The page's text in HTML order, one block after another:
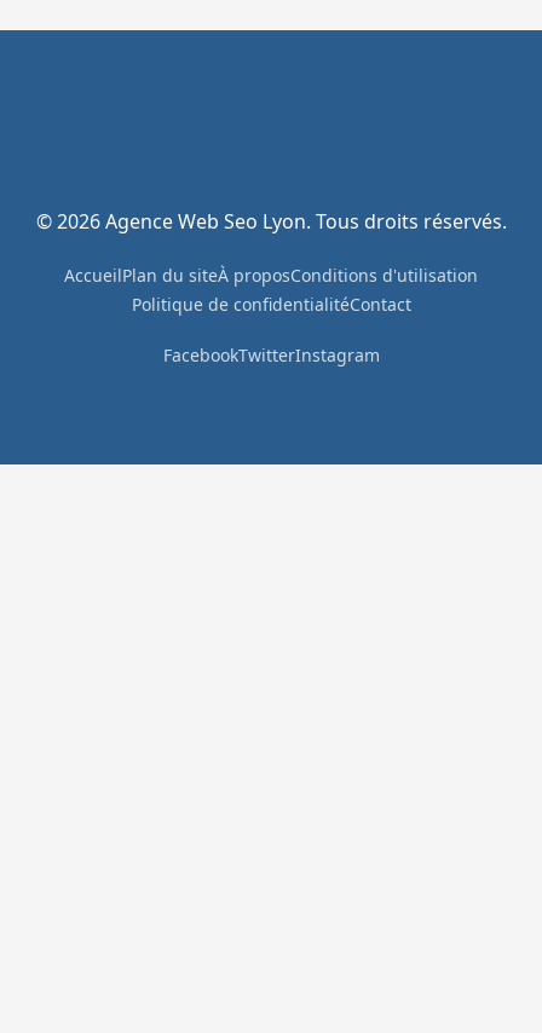
© 2026 Agence Web Seo Lyon. Tous droits réservés.
AccueilPlan du siteÀ proposConditions d'utilisation
Politique de confidentialitéContact
FacebookTwitterInstagram